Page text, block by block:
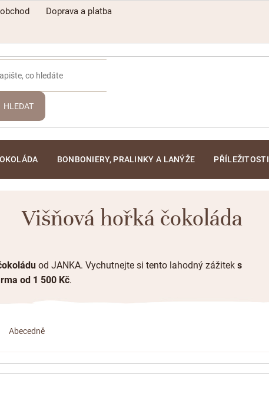
Doprava a platba
HLEDAT
BONBONIERY, PRALINKY A LANÝŽE PŘÍLEŽITOSTI
Višňová hořká čokoláda
od JANKA. Vychutnejte si tento lahodný zážitek s
od 1 500 Kč.
Abecedně